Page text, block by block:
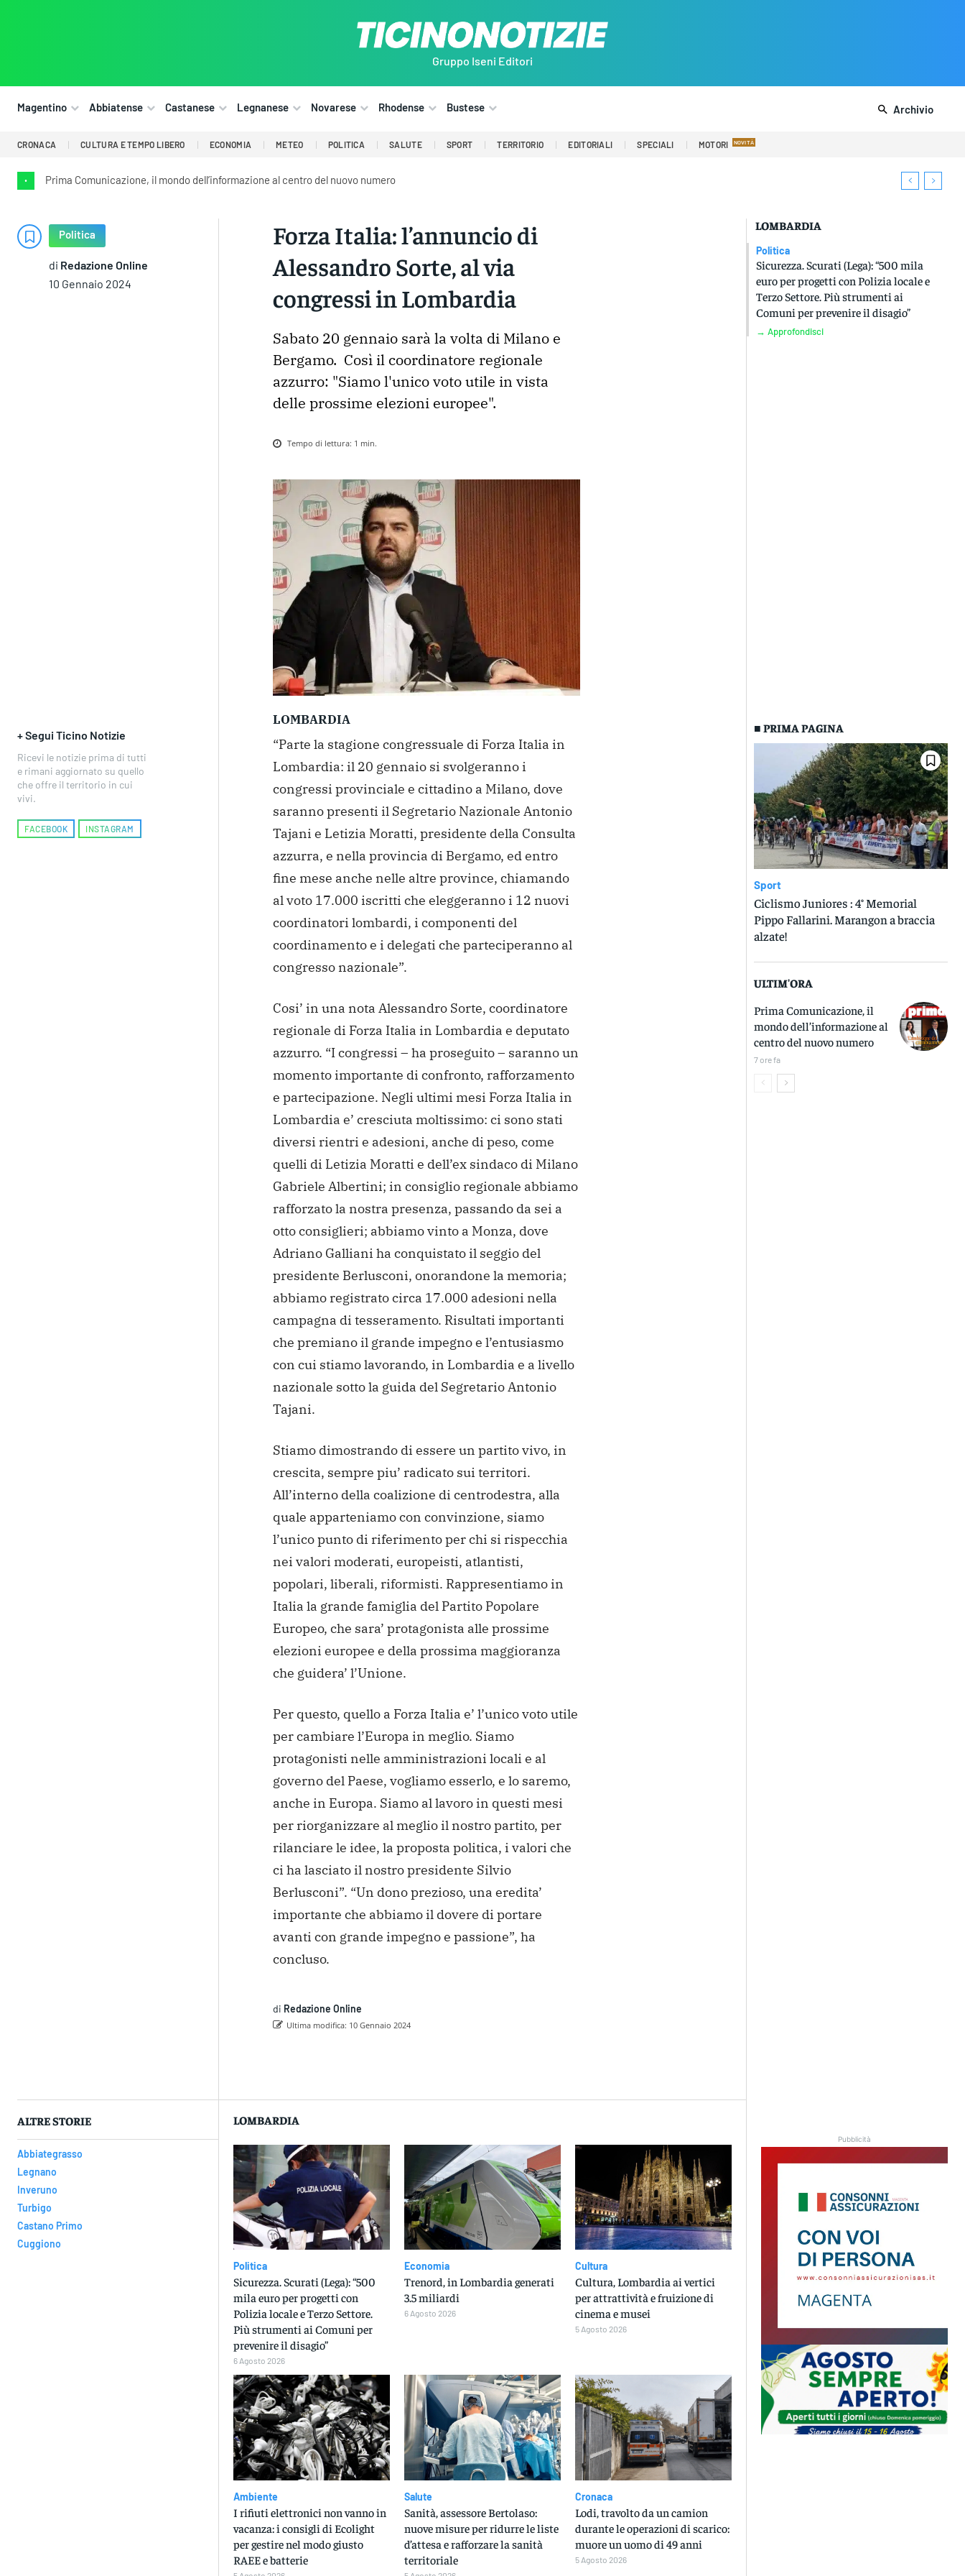
Gruppo Iseni Editori
Magentino Abbiatense Castanese Legnanese Novarese Rhodense Bustese Archivio
CRONACA CULTURA E TEMPO LIBERO ECONOMIA METEO POLITICA SALUTE SPORT TERRITORIO EDITORIALI SPECIALI MOTORI
• Prima Comunicazione, il mondo dell’informazione al centro del nuovo numero
Politica
di Redazione Online
10 Gennaio 2024
Forza Italia: l’annuncio di
Alessandro Sorte, al via
congressi in Lombardia
Sabato 20 gennaio sarà la volta di Milano e
Bergamo.  Così il coordinatore regionale
azzurro: "Siamo l'unico voto utile in vista
delle prossime elezioni europee".
Tempo di lettura: 1 min.
LOMBARDIA
Politica
Sicurezza. Scurati (Lega): “500 mila
euro per progetti con Polizia locale e
Terzo Settore. Più strumenti ai
Comuni per prevenire il disagio”
→ Approfondisci
+ Segui Ticino Notizie
Ricevi le notizie prima di tutti
e rimani aggiornato su quello
che offre il territorio in cui
vivi.
FACEBOOK INSTAGRAM
LOMBARDIA
“Parte la stagione congressuale di Forza Italia in
Lombardia: il 20 gennaio si svolgeranno i
congressi provinciale e cittadino a Milano, dove
saranno presenti il Segretario Nazionale Antonio
Tajani e Letizia Moratti, presidente della Consulta
azzurra, e nella provincia di Bergamo, ed entro
fine mese anche nelle altre province, chiamando
al voto 17.000 iscritti che eleggeranno i 12 nuovi
coordinatori lombardi, i componenti del
coordinamento e i delegati che parteciperanno al
congresso nazionale”.
Cosi’ in una nota Alessandro Sorte, coordinatore
regionale di Forza Italia in Lombardia e deputato
azzurro. “I congressi – ha proseguito – saranno un
momento importante di confronto, rafforzamento
e partecipazione. Negli ultimi mesi Forza Italia in
Lombardia e’ cresciuta moltissimo: ci sono stati
diversi rientri e adesioni, anche di peso, come
quelli di Letizia Moratti e dell’ex sindaco di Milano
Gabriele Albertini; in consiglio regionale abbiamo
rafforzato la nostra presenza, passando da sei a
otto consiglieri; abbiamo vinto a Monza, dove
Adriano Galliani ha conquistato il seggio del
presidente Berlusconi, onorandone la memoria;
abbiamo registrato circa 17.000 adesioni nella
campagna di tesseramento. Risultati importanti
che premiano il grande impegno e l’entusiasmo
con cui stiamo lavorando, in Lombardia e a livello
nazionale sotto la guida del Segretario Antonio
Tajani.
Stiamo dimostrando di essere un partito vivo, in
crescita, sempre piu’ radicato sui territori.
All’interno della coalizione di centrodestra, alla
quale apparteniamo con convinzione, siamo
l’unico punto di riferimento per chi si rispecchia
nei valori moderati, europeisti, atlantisti,
popolari, liberali, riformisti. Rappresentiamo in
Italia la grande famiglia del Partito Popolare
Europeo, che sara’ protagonista alle prossime
elezioni europee e della prossima maggioranza
che guidera’ l’Unione.
Per questo, quello a Forza Italia e’ l’unico voto utile
per cambiare l’Europa in meglio. Siamo
protagonisti nelle amministrazioni locali e al
governo del Paese, vogliamo esserlo, e lo saremo,
anche in Europa. Siamo al lavoro in questi mesi
per riorganizzare al meglio il nostro partito, per
rilanciare le idee, la proposta politica, i valori che
ci ha lasciato il nostro presidente Silvio
Berlusconi”. “Un dono prezioso, una eredita’
importante che abbiamo il dovere di portare
avanti con grande impegno e passione”, ha
concluso.
di Redazione Online
Ultima modifica: 10 Gennaio 2024
■ PRIMA PAGINA
Sport
Ciclismo Juniores : 4° Memorial
Pippo Fallarini. Marangon a braccia
alzate!
ULTIM'ORA
Prima Comunicazione, il
mondo dell’informazione al
centro del nuovo numero
7 ore fa
ALTRE STORIE
Abbiategrasso
Legnano
Inveruno
Turbigo
Castano Primo
Cuggiono
LOMBARDIA
Politica
Sicurezza. Scurati (Lega): “500
mila euro per progetti con
Polizia locale e Terzo Settore.
Più strumenti ai Comuni per
prevenire il disagio”
6 Agosto 2026
Economia
Trenord, in Lombardia generati
3.5 miliardi
6 Agosto 2026
Cultura
Cultura, Lombardia ai vertici
per attrattività e fruizione di
cinema e musei
5 Agosto 2026
Ambiente
I rifiuti elettronici non vanno in
vacanza: i consigli di Ecolight
per gestire nel modo giusto
RAEE e batterie
Salute
Sanità, assessore Bertolaso:
nuove misure per ridurre le liste
d’attesa e rafforzare la sanità
territoriale
Cronaca
Lodi, travolto da un camion
durante le operazioni di scarico:
muore un uomo di 49 anni
5 Agosto 2026
Pubblicità